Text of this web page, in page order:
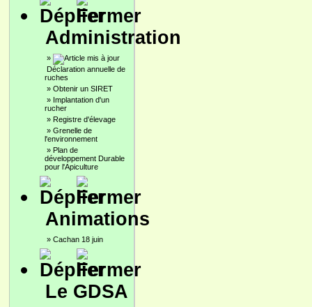
Administration
»
Déclaration annuelle de
ruches
» Obtenir un SIRET
» Implantation d'un
rucher
» Registre d'élevage
» Grenelle de
l'environnement
» Plan de
développement Durable
pour l'Apiculture
Animations
» Cachan 18 juin
Le GDSA